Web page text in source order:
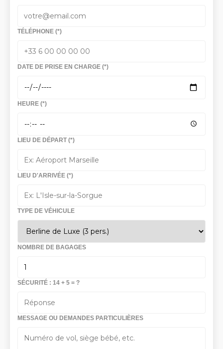
TÉLÉPHONE (*)
DATE DE PRISE EN CHARGE (*)
HEURE (*)
LIEU DE DÉPART (*)
LIEU D'ARRIVÉE (*)
TYPE DE VÉHICULE
NOMBRE DE BAGAGES
SÉCURITÉ : 14 + 5 = ?
MESSAGE OU DEMANDES PARTICULIÈRES